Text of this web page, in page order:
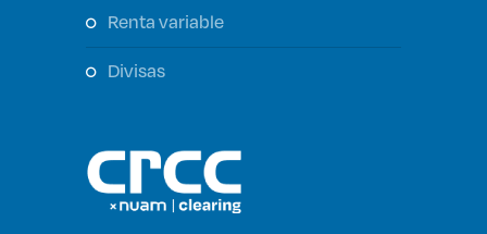
renta variable
divisas